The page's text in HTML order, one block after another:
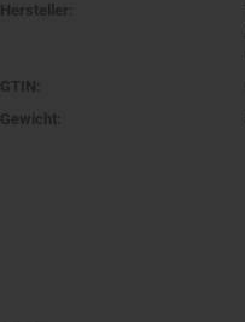
Hersteller:
GTIN:
Gewicht: